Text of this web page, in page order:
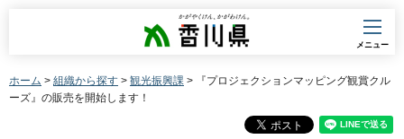
香川県
メニュー
ホーム > 組織から探す > 観光振興課 > 『プロジェクションマッピング観賞クル
ーズ』の販売を開始します！